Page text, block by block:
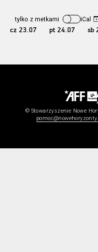
cz 23.07 pt 24.07 sb
tylko z metkami iCal
© Stowarzyszenie Nowe